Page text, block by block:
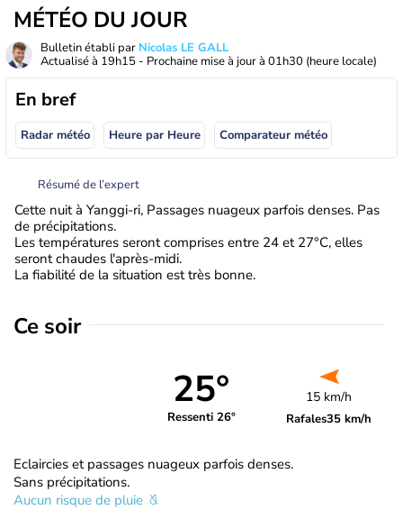
MÉTÉO DU JOUR
Bulletin établi par Nicolas LE GALL
Actualisé à 19h15 - Prochaine mise à jour à 01h30 (heure locale)
En bref
Radar météo Heure par Heure Comparateur météo
Résumé de l’expert
Cette nuit à Yanggi-ri, Passages nuageux parfois denses. Pas
de précipitations.
Les températures seront comprises entre 24 et 27°C, elles
seront chaudes l'après-midi.
La fiabilité de la situation est très bonne.
Ce soir
25°
Ressenti 26°
15 km/h
Rafales35 km/h
Eclaircies et passages nuageux parfois denses.
Sans précipitations.
Aucun risque de pluie